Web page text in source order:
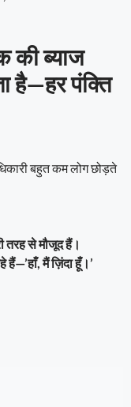
की ब्याज
है—हर पंक्ति
बहुत कम लोग छोड़ते
तरह से मौजूद हैं।
मैं ज़िंदा हूँ।’